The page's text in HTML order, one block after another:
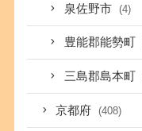
泉佐野市 (4)
豊能郡能勢町
三島郡島本町
京都府 (408)